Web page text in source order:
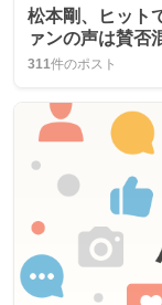
松本剛、ヒット
ァンの声は賛否
311件のポスト